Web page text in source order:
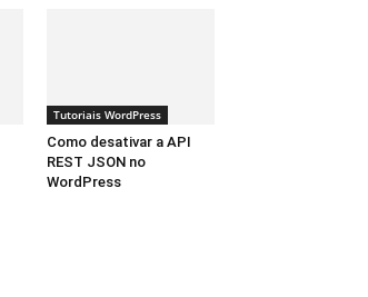
Tutoriais WordPress
Como desativar a API
REST JSON no
WordPress